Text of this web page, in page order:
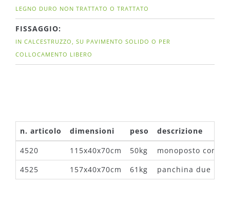
LEGNO DURO NON TRATTATO O TRATTATO
FISSAGGIO:
IN CALCESTRUZZO, SU PAVIMENTO SOLIDO O PER
COLLOCAMENTO LIBERO
n. articolo dimensioni peso
descrizione
4520
115x40x70cm 50kg
monoposto con
4525
157x40x70cm 61kg panchina due